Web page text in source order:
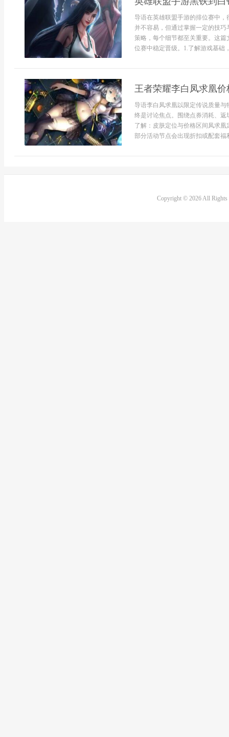
导语在英雄联盟手游的排位赛中
并不容易，但通过掌握一定的技
策略，每个细节都至关重要。这
位赛中稳定晋级。1.了解游戏基础
王者荣耀李白凤求凰
导语李白凤求凰以限定传说质量
终是讨论焦点。围绕点券消耗、
了解：皮肤定位与价格区间凤求
部分活动节点会出现折扣或配套
Copyright © 2026 All